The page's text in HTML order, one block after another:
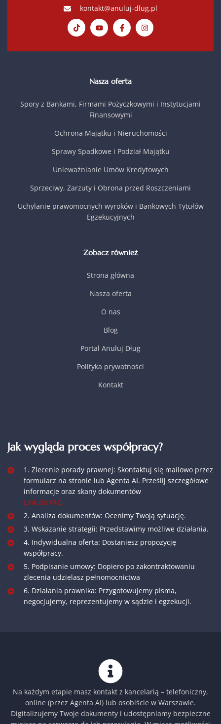
kontakt@anuluj-dlug.pl
Nasza oferta
Spory z Bankami, Firmami Pożyczkowymi i Instytucjami
Finansowymi
Ochrona Majątku i Nieruchomości
Sprawy Spadkowe i Podział Majątku
Unieważnianie Umów Kredytowych
Sprzeciwy, Zarzuty i Obrona przed Roszczeniami
Uchylanie prawomocnych wyroków i Bankowych Tytułów
Egzekucyjnych
Zobacz również
Strona główna
Nasza oferta
O nas
Blog
Portal Anuluj Dług
Polityka prywatności
Kontakt
Jak wygląda proces współpracy?
1. Zlecenie porady prawnej: Skontaktuj się mailowo przez
formularz na stronie lub Agenta AI. Prześlij szczegółowe
informacje oraz skany dokumentów
Link do FAQ
2. Analiza dokumentów: Ocenimy Twoją sytuację.
3. Wskazanie strategii: Przedstawimy możliwe działania.
4. Indywidualna oferta: Dostaniesz propozycję
współpracy.
5. Podpisanie umowy: Dopiero po zakontraktowaniu
zlecenia udzielasz pełnomocnictwa
6. Działania prawnika: Przygotowujemy pisma,
negocjujemy, reprezentujemy w sądzie i egzekucji.
Na każdym etapie masz kontakt z kancelarią – telefoniczny,
online (przez Agenta AI) lub osobiście w Warszawie.
Digitalizujemy Twoje dokumenty i udostępniamy bezpieczne